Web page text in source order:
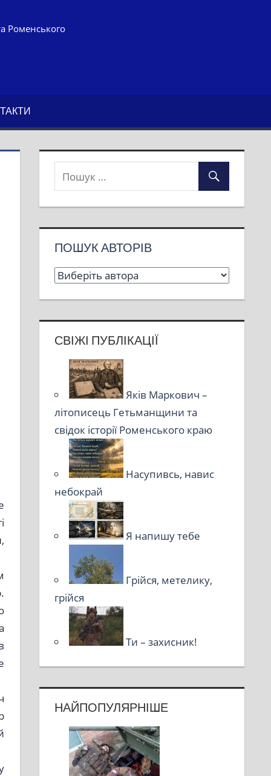
Роменського
ПОШУК АВТОРІВ
СВІЖІ ПУБЛІКАЦІЇ
Яків Маркович –
літописець Гетьманщини та
свідок історії Роменського краю
Насупивсь, навис
небокрай
Я напишу тебе
Грійся, метелику,
грійся
Ти – захисник!
НАЙПОПУЛЯРНІШЕ